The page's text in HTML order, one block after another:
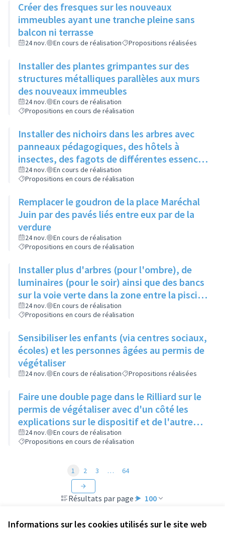
Informations sur les cookies utilisés sur le site web
Créer des fresques sur les nouveaux
immeubles ayant une tranche pleine sans
balcon ni terrasse
24 nov. En cours de réalisation Propositions réalisées
Installer des plantes grimpantes sur des
structures métalliques parallèles aux murs
des nouveaux immeubles
24 nov.
En cours de réalisation
Propositions en cours de réalisation
Installer des nichoirs dans les arbres avec
panneaux pédagogiques, des hôtels à
insectes, des fagots de différentes essences
pour stimuler la biodiversité sur la place du
Château à la Roue
24 nov.
En cours de réalisation
Propositions en cours de réalisation
Remplacer le goudron de la place Maréchal
Juin par des pavés liés entre eux par de la
verdure
24 nov.
En cours de réalisation
Propositions en cours de réalisation
Installer plus d'arbres (pour l'ombre), de
luminaires (pour le soir) ainsi que des bancs
sur la voie verte dans la zone entre la piscine
et la rue de l'Industrie
24 nov.
En cours de réalisation
Propositions en cours de réalisation
Sensibiliser les enfants (via centres sociaux,
écoles) et les personnes âgées au permis de
végétaliser
24 nov. En cours de réalisation Propositions réalisées
Faire une double page dans le Rilliard sur le
permis de végétaliser avec d'un côté les
explications sur le dispositif et de l'autre
côté des exemples concrets de lieux à
investir
24 nov.
En cours de réalisation
Propositions en cours de réalisation
Résultats par page : 100
1 2 3 … 64